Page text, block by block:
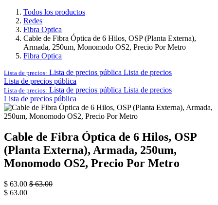
Todos los productos
Redes
Fibra Optica
Cable de Fibra Óptica de 6 Hilos, OSP (Planta Externa),
Armada, 250um, Monomodo OS2, Precio Por Metro
Fibra Optica
Lista de precios: Lista de precios pública Lista de precios
Lista de precios pública
Lista de precios: Lista de precios pública Lista de precios
Lista de precios pública
Cable de Fibra Óptica de 6 Hilos, OSP
(Planta Externa), Armada, 250um,
Monomodo OS2, Precio Por Metro
$ 63.00 $63.00
$ 63.00